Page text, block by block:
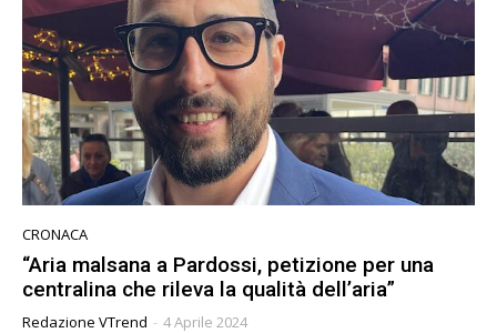
CRONACA
“Aria malsana a Pardossi, petizione per una
centralina che rileva la qualità dell’aria”
Redazione VTrend - 4 Aprile 2024